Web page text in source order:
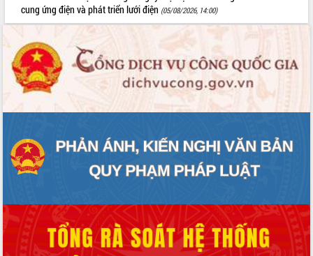
món ăn từ sầu riêng
Đắk Lắk công bố Quy hoạch và xúc
Ngành cá ngừ Đắk Lắk chủ động thích
ứng để giữ vững thị trường xuất khẩu
Diễn đàn Kinh tế tư nhân Việt Nam đột
phá cơ chế - Hợp tác công tư
Đề án 06 tạo bước ngoặt đột phá trong
Kết nối tour, đẩy mạnh chuyển đổi số
để phát triển du lịch Đắk Lắk
Khởi động Dự án Đầu tư xây dựng hạ
Tiến
Gặp mặt các cơ quan báo chí nhân Kỷ
niệm 101 năm Ngày Báo chí Cách
mạng Việt Nam
cung ứng điện và phát triển lưới điện (05/08/2026, 14:00)